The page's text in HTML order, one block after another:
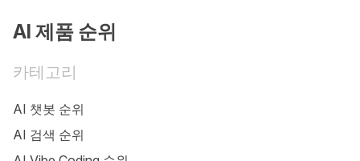
AI 제품 순위
카테고리
AI 챗봇 순위
AI 검색 순위